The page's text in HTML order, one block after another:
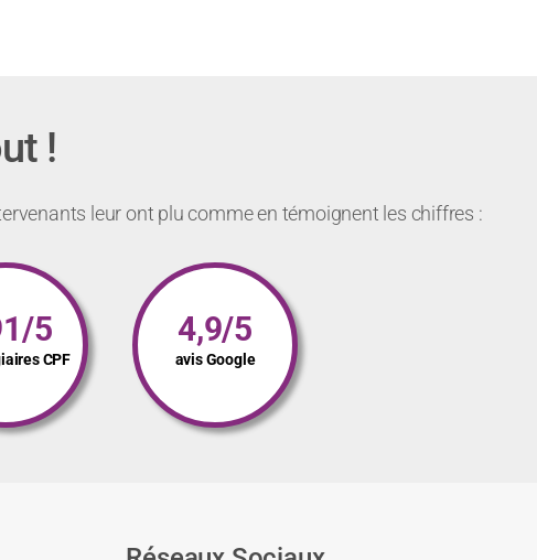
!
leur ont plu comme en témoignent les chiffres :
5
CPF
4,9/5
avis Google